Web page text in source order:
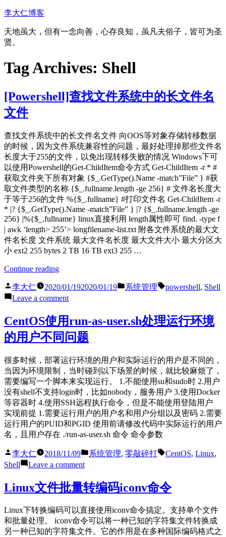
Skip
content
李大仁博客
天地虽大，但有一念向善，心存良知，虽凡夫俗子，皆可为圣
贤。
Tag Archives: Shell
[Powershell]查找文件系统中的长文件名
文件
查找文件系统中的长文件名文件 向OOS等对象存储转移数据
的时候，因为文件系统兼容性的问题，最好处理掉那些文件名
长度大于255的文件，以免出现转移失败的情况 Windows下可
以使用Powershell的Get-ChildItem命令方式 Get-ChildItem -r * #
获取文件夹下所有对象 {$_.GetType().Name -match”File” } #获
取文件类型的名称 {$_.fullname.length -ge 256} # 文件名长度大
于等于256的文件 %{$_.fullname} #打印文件名 Get-ChildItem -r
* |? {$_.GetType().Name -match”File” } |? {$_.fullname.length -ge
256} |%{$_.fullname} linux直接利用 length属性即可 find. -type f
| awk ‘length> 255’> longfilename-list.txt 附各文件系统的最大文
件名长度 文件系统 最大文件名长度 最大文件大小 最大分区大
小 ext2 255 bytes 2 TB 16 TB ext3 255 …
Continue reading“[Powershell]
找
文
系
统
中
长
文
件
名
文
件”
Posted
by
李大仁 2020/01/192020/01/19
Posted
系统管理 Tags:
powershell, Shell
Leave a commenton
查
找
文
系
统
中
的
长
文
件
名
件
CentOS使用run-as-user.sh处理运行环境
的用户不同问题
很多时候，部署运行环境的用户和实际运行的用户是不同的，
当因为环境限制，当时碰到以下场景的时候，就比较麻烦了，
需要编写一个脚本来实现运行。 1.不能使用su和sudo时 2.用户
没有shell不支持login时，比如nobody，服务用户 3.使用Docker
等容器时 4.使用SSH远程执行命令，但是不能使用登陆用户
实现前提 1.需要运行用户的用户名和用户分组以及密码 2.需要
运行用户的PUID和PGID 使用前请修改代码中实际运行的用户
名，且用户存在 ./run-as-user.sh 命令 命令参数
Posted
by
李大仁 2018/11/09
Posted
系统管理, 零敲碎打 Tags:
CentOS, Linux,
Shell
Leave a commenton
使
用
as-
user.sh
处
Linux文件批量转编码iconv命令
Linux下转换编码可以直接使用iconv命令搞定。支持单个文件
和批量处理。 iconv命令可以将一种已知的字符集文件转换成
另一种已知的字符集文件。它的作用是在多种国际编码格式之